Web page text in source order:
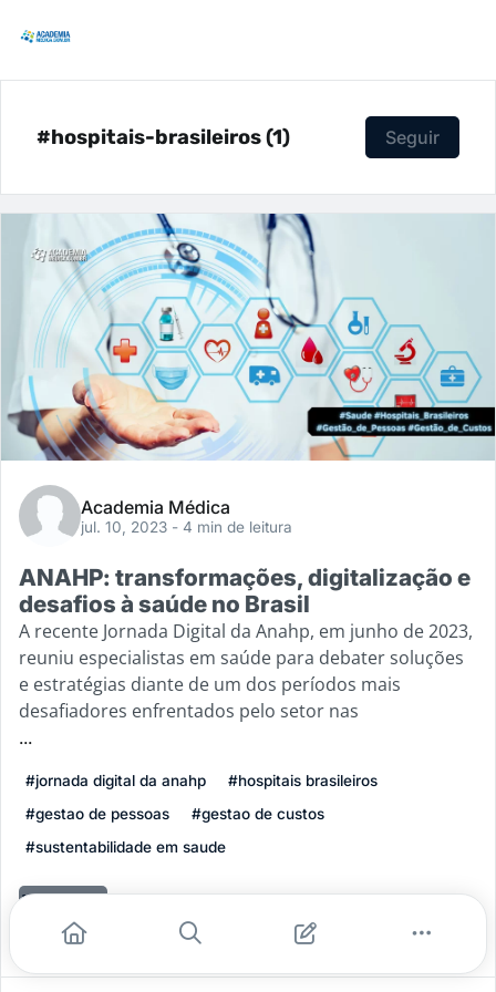
#hospitais-brasileiros (1) Seguir
Academia Médica
jul. 10, 2023 - 4 min de leitura
ANAHP: transformações, digitalização e
desafios à saúde no Brasil
A recente Jornada Digital da Anahp, em junho de 2023,
reuniu especialistas em saúde para debater soluções
e estratégias diante de um dos períodos mais
desafiadores enfrentados pelo setor nas
...
#jornada digital da anahp
#hospitais brasileiros
#gestao de pessoas
#gestao de custos
#sustentabilidade em saude
Leia mais